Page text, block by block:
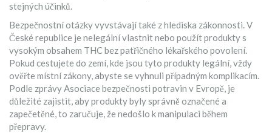
stejných účinků.
Bezpečnostní otázky vyvstávají také z hlediska zákonnosti. V
České republice je nelegální vlastnit nebo použít produkty s
vysokým obsahem THC bez patřičného lékařského povolení.
Pokud cestujete do zemí, kde jsou tyto produkty legální, vždy
ověřte místní zákony, abyste se vyhnuli případným komplikacím.
Podle zprávy Asociace bezpečnosti potravin v Evropě, je
důležité zajistit, aby produkty byly správně označené a
zapečetěné, to zaručuje, že nedošlo k manipulaci během
přepravy.